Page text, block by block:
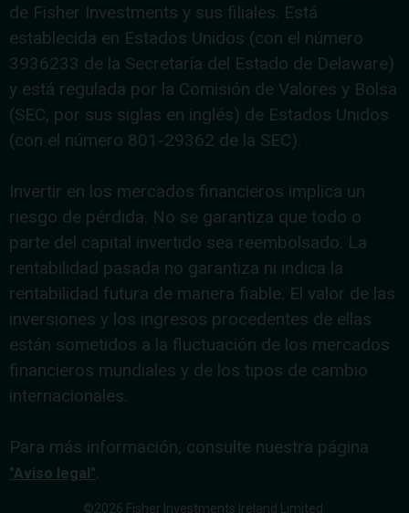
de Fisher Investments y sus filiales. Está
establecida en Estados Unidos (con el número
3936233 de la Secretaría del Estado de Delaware)
y está regulada por la Comisión de Valores y Bolsa
(SEC, por sus siglas en inglés) de Estados Unidos
(con el número 801-29362 de la SEC).
Invertir en los mercados financieros implica un
riesgo de pérdida. No se garantiza que todo o
parte del capital invertido sea reembolsado. La
rentabilidad pasada no garantiza ni indica la
rentabilidad futura de manera fiable. El valor de las
inversiones y los ingresos procedentes de ellas
están sometidos a la fluctuación de los mercados
financieros mundiales y de los tipos de cambio
internacionales.
Para más información, consulte nuestra página
"Aviso legal".
©2026 Fisher Investments Ireland Limited.